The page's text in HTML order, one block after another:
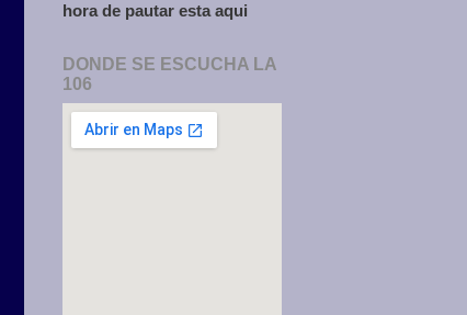
hora de pautar esta aqui
DONDE SE ESCUCHA LA
106